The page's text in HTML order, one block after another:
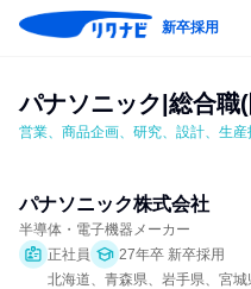
新卒採用
パナソニック|総合職
営業、商品企画、研究、設計、生
パナソニック株式会社
半導体・電子機器メーカー
正社員
27年卒 新卒採用
北海道、青森県、岩手県、宮城